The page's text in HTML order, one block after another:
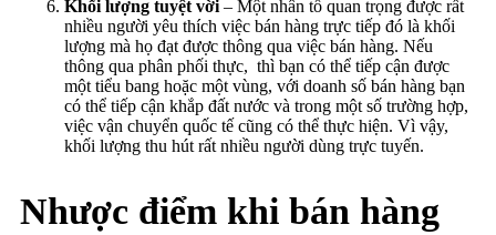
Khối lượng tuyệt vời – Một nhân tố quan trọng được rất
nhiều người yêu thích việc bán hàng trực tiếp đó là khối
lượng mà họ đạt được thông qua việc bán hàng. Nếu
thông qua phân phối thực, thì bạn có thể tiếp cận được
một tiểu bang hoặc một vùng, với doanh số bán hàng bạn
có thể tiếp cận khắp đất nước và trong một số trường hợp,
việc vận chuyển quốc tế cũng có thể thực hiện. Vì vậy,
khối lượng thu hút rất nhiều người dùng trực tuyến.
Nhược điểm khi bán hàng